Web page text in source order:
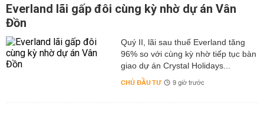
Everland lãi gấp đôi cùng kỳ nhờ dự án Vân
Đồn
Quý II, lãi sau thuế Everland tăng
96% so với cùng kỳ nhờ tiếp tục bàn
giao dự án Crystal Holidays...
CHỦ ĐẦU TƯ 9 giờ trước